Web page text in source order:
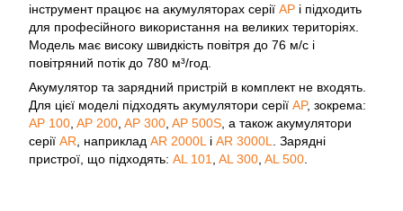
інструмент працює на акумуляторах серії AP і підходить
для професійного використання на великих територіях.
Модель має високу швидкість повітря до 76 м/c і
повітряний потік до 780 м³/год.
Акумулятор та зарядний пристрій в комплект не входять.
Для цієї моделі підходять акумулятори серії AP, зокрема:
AP 100 AP 200 AP 300 AP 500S , а також акумулятори
серії AR , наприклад AR 2000L і AR 3000L
. Зарядні
пристрої, що підходять: AL 101 AL 300 AL 500